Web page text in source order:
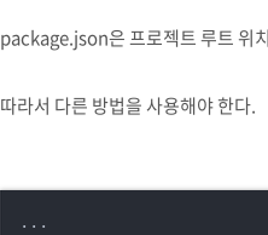
package.json은 프로젝트 루트 위
따라서 다른 방법을 사용해야 한다.